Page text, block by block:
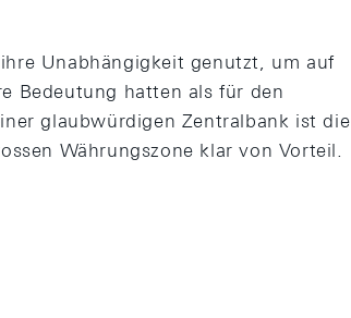
Unabhängigkeit genutzt, um auf
Bedeutung hatten als für den
glaubwürdigen Zentralbank ist die
Währungszone klar von Vorteil.